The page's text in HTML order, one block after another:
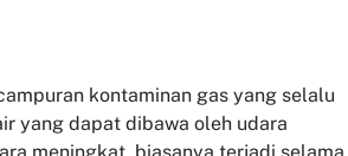
kontaminan gas yang selalu
yang dapat dibawa oleh udara